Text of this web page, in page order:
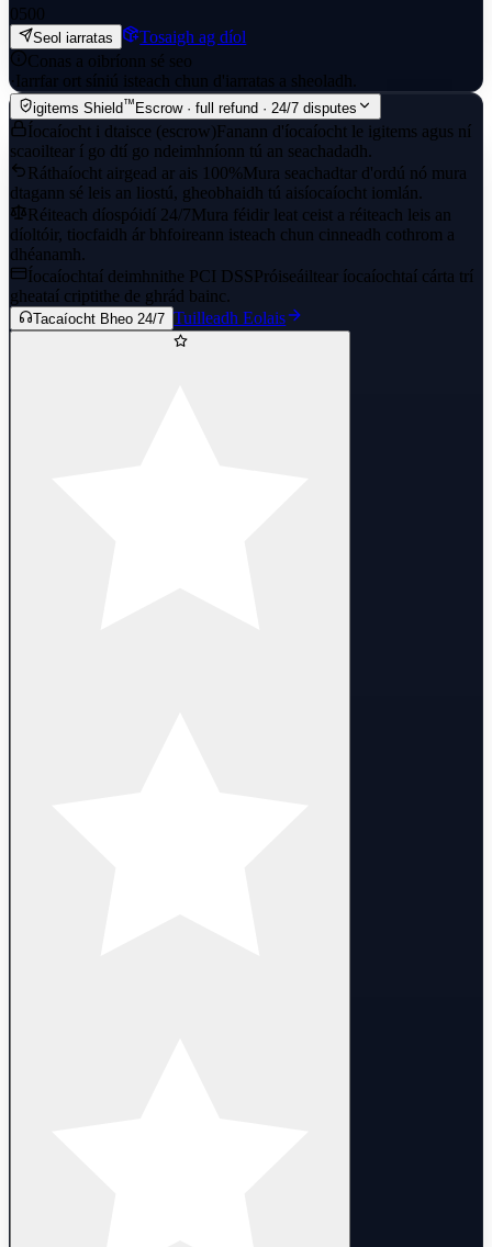
0500
Seol iarratas
Tosaigh ag díol
Conas a oibríonn sé seo
· Iarrfar ort síniú isteach chun d'iarratas a sheoladh.
igitems Shield™Escrow · full refund · 24/7 disputes
Íocaíocht i dtaisce (escrow)Fanann d'íocaíocht le igitems agus ní
scaoiltear í go dtí go ndeimhníonn tú an seachadadh.
Ráthaíocht airgead ar ais 100%Mura seachadtar d'ordú nó mura
dtagann sé leis an liostú, gheobhaidh tú aisíocaíocht iomlán.
Réiteach díospóidí 24/7Mura féidir leat ceist a réiteach leis an
díoltóir, tiocfaidh ár bhfoireann isteach chun cinneadh cothrom a
dhéanamh.
Íocaíochtaí deimhnithe PCI DSSPróiseáiltear íocaíochtaí cárta trí
gheataí criptithe de ghrád bainc.
Tacaíocht Bheo 24/7 Tuilleadh Eolais